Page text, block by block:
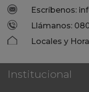
Escríbenos:
Llámanos:
Locales y
Institucional